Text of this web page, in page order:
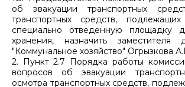
об эвакуации транспортных
транспортных средств,
специально отведенную площадку
хранения, назначить
"Коммунальное хозяйство" Огрызкова
2. Пункт 2.7 Порядка работы
вопросов об эвакуации
осмотра транспортных средств,